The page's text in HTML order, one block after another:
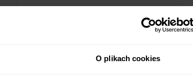
O plikach cookies